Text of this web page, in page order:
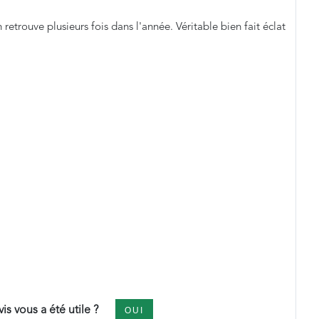
plusieurs fois dans l'année. Véritable bien fait éclat
vous a été utile ? OUI